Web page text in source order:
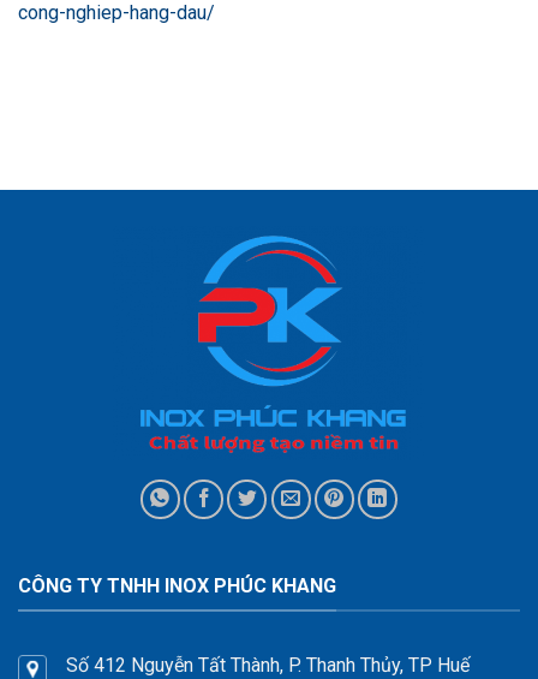
cong-nghiep-hang-dau/
CÔNG TY TNHH INOX PHÚC KHANG
Số 412 Nguyễn Tất Thành, P. Thanh Thủy, TP Huế